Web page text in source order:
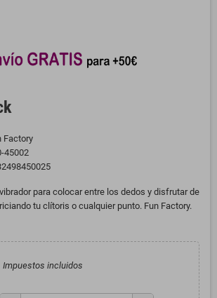
Factory
45002
para colocar entre los dedos y disfrutar de
tu clítoris o cualquier punto. Fun Factory.
Impuestos incluidos